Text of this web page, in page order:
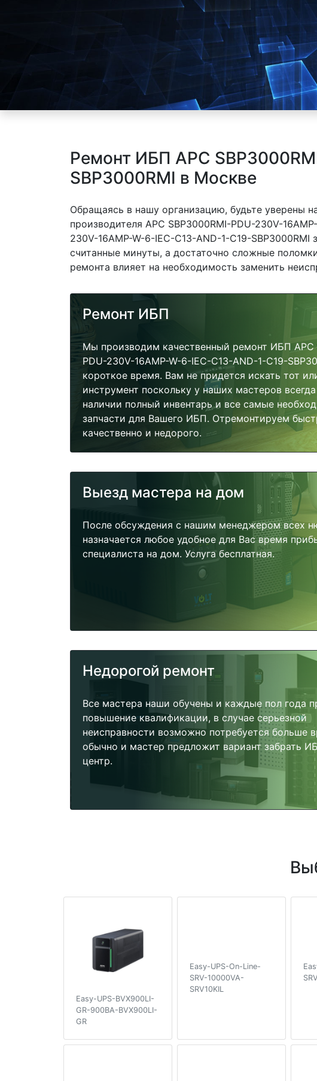
Ремонт ИБП APC
SBP3000RMI в Москве
Обращаясь в нашу организацию, будьте уверены
производителя APC SBP3000RMI-PDU-230V-
230V-16AMP-W-6-IEC-C13-AND-1-C19-
считанные минуты, а достаточно сложные
ремонта влияет на необходимость заменить
Ремонт ИБП
Мы производим качественный ремонт ИБП APC
PDU-230V-16AMP-W-6-IEC-C13-AND-1-C19-
короткое время. Вам не придется искать тот
инструмент поскольку у наших мастеров
наличии полный инвентарь и все самые
запчасти для Вашего ИБП. Отремонтируем
качественно и недорого.
Выезд мастера на дом
После обсуждения с нашим менеджером всех
назначается любое удобное для Вас время
специалиста на дом. Услуга бесплатная.
Недорогой ремонт
Все мастера наши обучены и каждые пол года
повышение квалификации, в случае серьезной
неисправности возможно потребуется больше
обычно и мастер предложит вариант забрать
центр.
Easy-UPS-BVX900LI-
GR-900ВA-BVX900LI-
GR
Easy-UPS-On-Line-
SRV-10000VA-
SRV10KIL